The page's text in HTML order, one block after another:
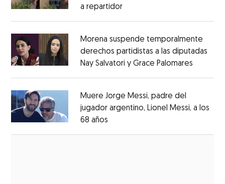
a repartidorOpens in new window
Morena suspende temporalmente
derechos partidistas a las diputadas
Nay Salvatori y Grace Palomares
Muere Jorge Messi, padre del
jugador argentino, Lionel Messi, a los
68 años